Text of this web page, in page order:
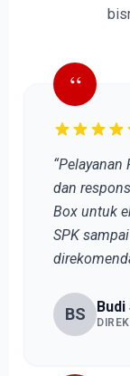
“
dan
Box untuk
SPK
BS